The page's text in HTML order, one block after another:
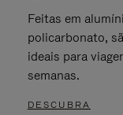
Feitas em
policarbonato,
ideais para
semanas.
DESCUBRA